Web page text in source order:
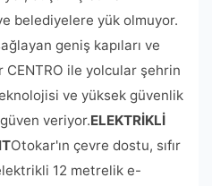
belediyelere yük olmuyor.
geniş kapıları ve
CENTRO ile yolcular şehrin
ve yüksek güvenlik
veriyor.ELEKTRİKLİ
Otokar'ın çevre dostu, sıfır
12 metrelik e-